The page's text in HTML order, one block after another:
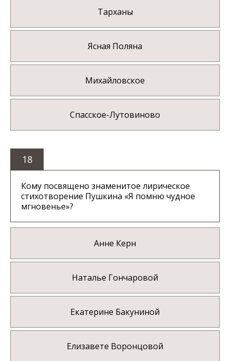
Тарханы
Ясная Поляна
Михайловское
Спасское-Лутовиново
18
Кому посвящено знаменитое лирическое
стихотворение Пушкина «Я помню чудное
мгновенье»?
Анне Керн
Наталье Гончаровой
Екатерине Бакуниной
Елизавете Воронцовой